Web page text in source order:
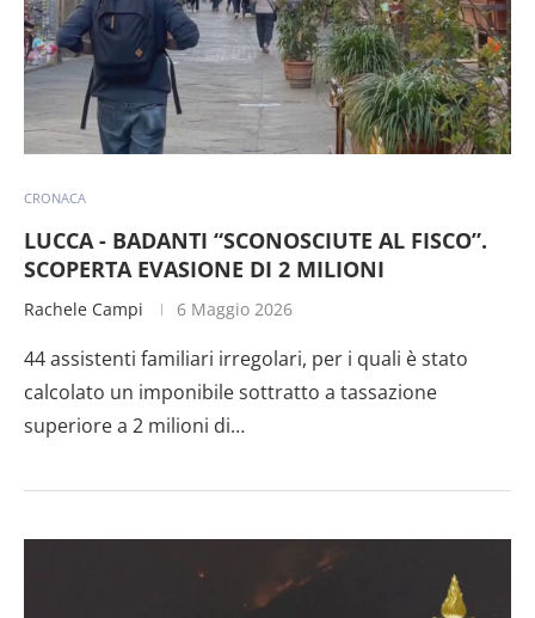
CRONACA
LUCCA - BADANTI “SCONOSCIUTE AL FISCO”.
SCOPERTA EVASIONE DI 2 MILIONI
Rachele Campi 6 Maggio 2026
44 assistenti familiari irregolari, per i quali è stato
calcolato un imponibile sottratto a tassazione
superiore a 2 milioni di…